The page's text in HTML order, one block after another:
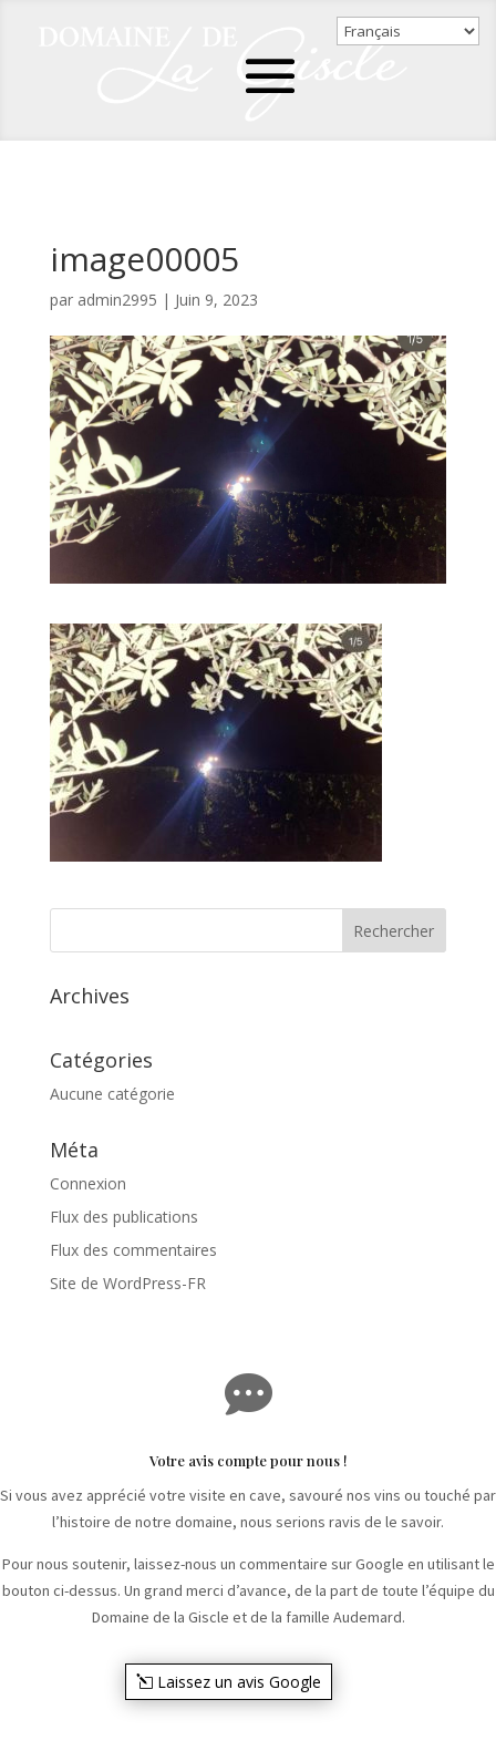
image00005
par admin2995 | Juin 9, 2023
Archives
Catégories
Aucune catégorie
Méta
Connexion
Flux des publications
Flux des commentaires
Site de WordPress-FR

Votre avis compte pour nous !
Si vous avez apprécié votre visite en cave, savouré nos vins ou touché par
l’histoire de notre domaine, nous serions ravis de le savoir.
Pour nous soutenir, laissez-nous un commentaire sur Google en utilisant le
bouton ci-dessus. Un grand merci d’avance, de la part de toute l’équipe du
Domaine de la Giscle et de la famille Audemard.
Laissez un avis Google